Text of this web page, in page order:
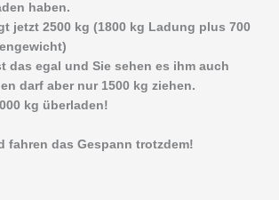
haben.
jetzt 2500 kg (1800 kg Ladung plus 700
das egal und Sie sehen es ihm auch
darf aber nur 1500 kg ziehen.
kg überladen!
fahren das Gespann trotzdem!